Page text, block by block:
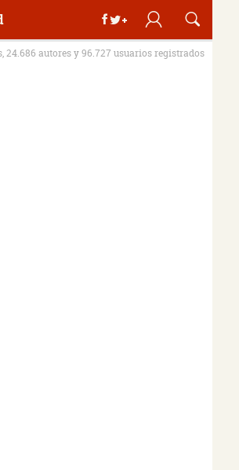
24.686 autores y 96.727 usuarios registrados